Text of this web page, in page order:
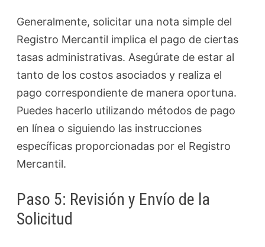
Generalmente, solicitar una nota simple del
Registro Mercantil implica el pago de ciertas
tasas administrativas. Asegúrate de estar al
tanto de los costos asociados y realiza el
pago correspondiente de manera oportuna.
Puedes hacerlo utilizando métodos de pago
en línea o siguiendo las instrucciones
específicas proporcionadas por el Registro
Mercantil.
Paso 5: Revisión y Envío de la
Solicitud